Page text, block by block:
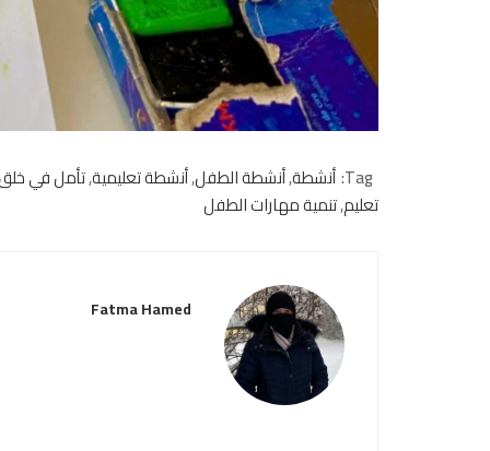
Tag: أنشطة,أنشطة الطفل,أنشطة تعليمية,تأمل في خلق
تعليم,تنمية مهارات الطفل
Fatma Hamed